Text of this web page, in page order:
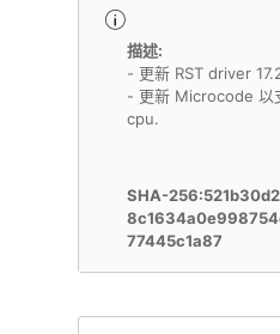
描述:
- 更新 RST driver
- 更新 Microcode 以
cpu.
SHA-
77445c1a87